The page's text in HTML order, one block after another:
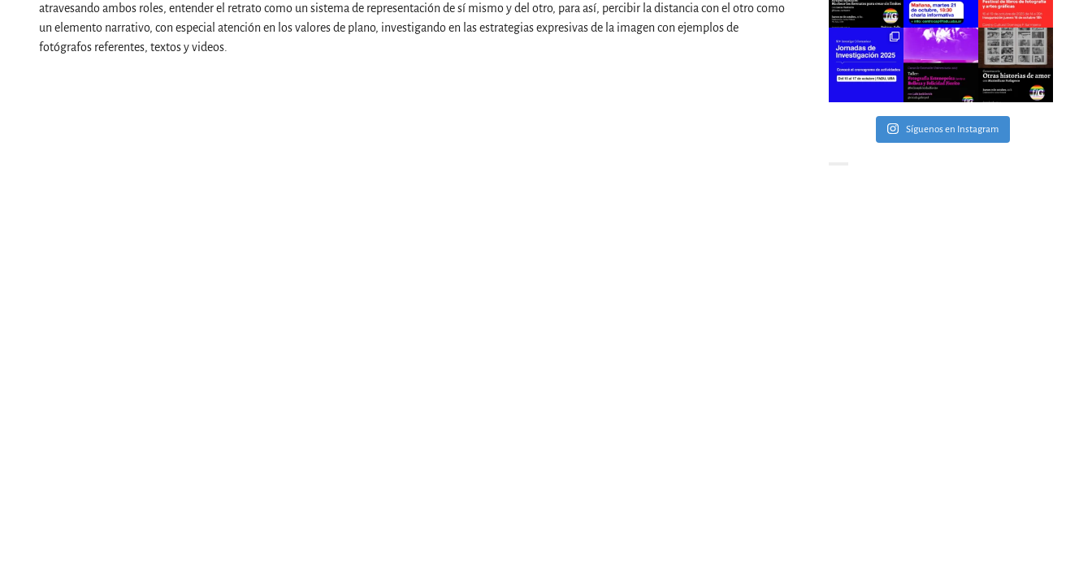
atravesando ambos roles, entender el retrato como un sistema de representación de sí mismo y del otro, para así, percibir la distancia con el otro como
un elemento narrativo, con especial atención en los valores de plano, investigando en las estrategias expresivas de la imagen con ejemplos de
fotógrafos referentes, textos y videos.
Síguenos en Instagram